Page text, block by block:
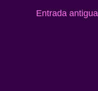
Entrada antigua